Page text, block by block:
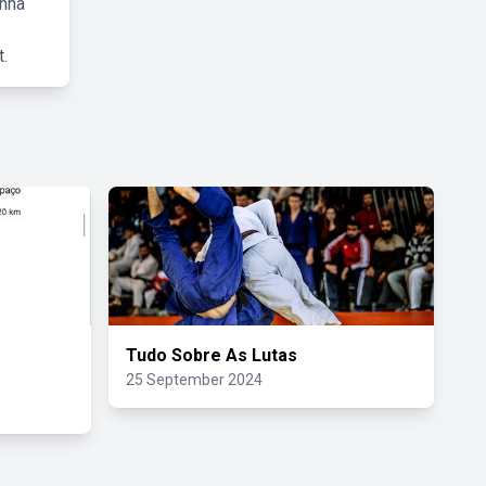
Tudo Sobre As Lutas
25 September 2024